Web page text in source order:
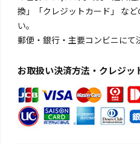
換」「クレジットカード」 な
い。
郵便・銀行・主要コンビニにて
お取扱い決済方法・クレジッ